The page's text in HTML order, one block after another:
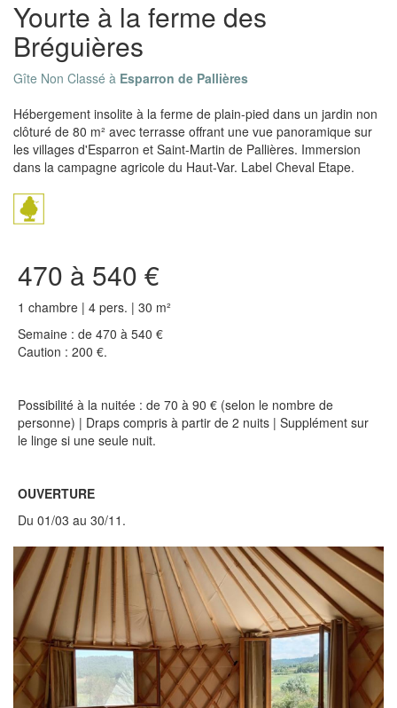
Yourte à la ferme des
Bréguières
Gîte Non Classé à Esparron de Pallières
Hébergement insolite à la ferme de plain-pied dans un jardin non
clôturé de 80 m² avec terrasse offrant une vue panoramique sur
les villages d'Esparron et Saint-Martin de Pallières. Immersion
dans la campagne agricole du Haut-Var. Label Cheval Etape.
470 à 540 €
1 chambre | 4 pers. | 30 m²
Semaine : de 470 à 540 €
Caution : 200 €.
Possibilité à la nuitée : de 70 à 90 € (selon le nombre de
personne) | Draps compris à partir de 2 nuits | Supplément sur
le linge si une seule nuit.
OUVERTURE
Du 01/03 au 30/11.